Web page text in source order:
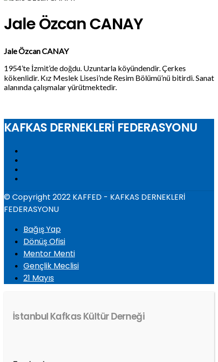
Jale Özcan CANAY
Jale Özcan CANAY
1954’te İzmit’de doğdu. Uzuntarla köyündendir. Çerkes
kökenlidir. Kız Meslek Lisesi’nde Resim Bölümü’nü bitirdi. Sanat
alanında çalışmalar yürütmektedir.
KAFKAS DERNEKLERİ FEDERASYONU
© Copyright 2022 KAFFED - KAFKAS DERNEKLERİ
FEDERASYONU
Bağış Yap
Dönüş Ofisi
Mentor Menti
Gençlik Meclisi
21 Mayıs
İstanbul Kafkas Kültür Derneği